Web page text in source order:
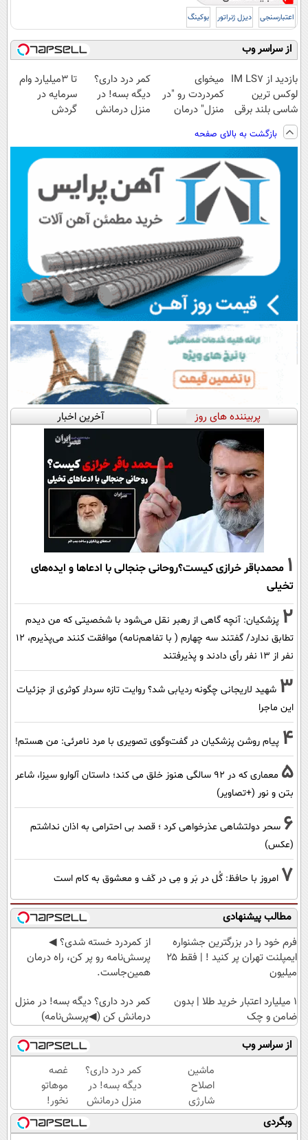
اعتبارسنجی دیزل ژنراتور بوکینگ
از سراسر وب
بازدید از IM LS7
لوکس ترین
شاسی بلند برقی
ایران در باشگاه
انقلاب
میخوای
کمردردت رو "در
منزل" درمان
◂پرسش‌نامه)
کمر درد داری؟
دیگه بسه! در
منزل درمانش
تا 3میلیارد وام
سرمایه در
گردش
ثبت کن
بازگشت به بالای صفحه
پربیننده های روز آخرین اخبار
1 محمدباقر خرازی کیست؟روحانی جنجالی با ادعاها و ایده‌های
تخیلی
2 پزشکیان‌: آنچه گاهی از رهبر نقل می‌شود با شخصیتی که من دیدم
تطابق ندارد/ گفتند سه چهارم ( با تفاهم‌نامه) موافقت کنند می‌پذیرم، 12
نفر از 13 نفر رأی دادند و پذیرفتند
3 شهید لاریجانی چگونه ردیابی شد؟ روایت تازه سردار کوثری از جزئیات
این ماجرا
4 پیام روشن پزشکیان در گفت‌و‌گوی تصویری با مرد نامرئی: من هستم!
5
معماری که در 92 سالگی هنوز خلق می کند؛ داستان آلوارو سیزا، شاعر
بتن و نور (+تصاویر)
6 سحر دولتشاهی عذرخواهی کرد ؛ قصد بی احترامی به اذان نداشتم
(عکس)
7 امروز با حافظ: گُل در بَر و مِی در کَف و معشوق به کام است
مطالب پیشنهادی
فرم خود را در بزرگترین جشنواره
ایمپلنت تهران پر کنید ! | فقط ۲۵
میلیون
از کمردرد خسته شدی؟ ◀
پرسش‌نامه رو پر کن، راه درمان
همین‌جاست.
۱ میلیارد اعتبار خرید طلا | بدون
ضامن و چک
کمر درد داری؟ دیگه بسه! در منزل
درمانش کن (◀پرسش‌نامه)
از سراسر وب
ماشین
اصلاح
شارژی
(قیمت
باورنکردنی
کمر درد داری؟
دیگه بسه! در
منزل درمانش
کن
(◀پرسش‌نامه)
غصه
موهاتو
نخور!
اینجا با
تراکم بالا
وبگردی